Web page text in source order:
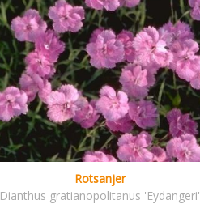
Rotsanjer
Dianthus gratianopolitanus 'Eydangeri'